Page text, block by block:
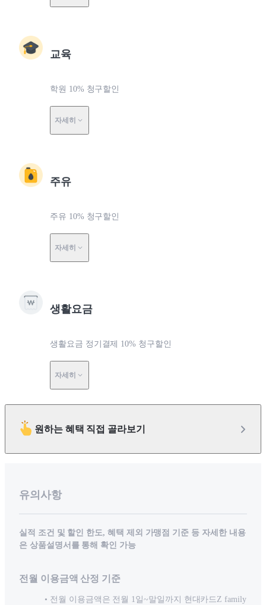
교육
학원 10% 청구할인
자세히
주유
주유 10% 청구할인
자세히
생활요금
생활요금 정기결제 10% 청구할인
자세히
원하는 혜택 직접 골라보기
유의사항
실적 조건 및 할인 한도, 혜택 제외 가맹점 기준 등 자세한 내용
은 상품설명서를 통해 확인 가능
전월 이용금액 산정 기준
전월 이용금액은 전월 1일~말일까지 현대카드Z family